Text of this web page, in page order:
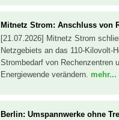
Mitnetz Strom: Anschluss von
[21.07.2026] Mitnetz Strom
Netzgebiets an das 110-Kilovolt-
Strombedarf von Rechenzentren
Energiewende verändern. mehr...
Berlin: Umspannwerke ohne